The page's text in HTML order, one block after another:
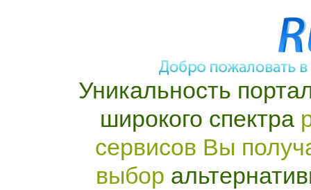
Уникальность
широкого спектра
сервисов Вы
выбор